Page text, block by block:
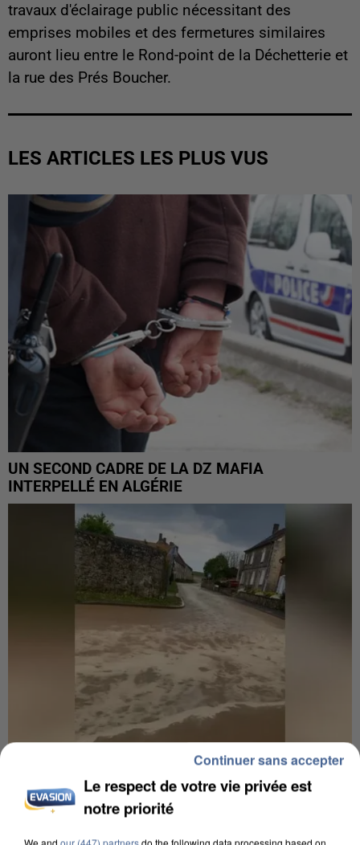
travaux d'éclairage public nécessitant des
emprises mobiles et des fermetures similaires
auront lieu entre le Rond-point de la Déchetterie et
la rue des Prés Boucher.
LES ARTICLES LES PLUS VUS
UN SECOND CADRE DE LA DZ MAFIA
INTERPELLÉ EN ALGÉRIE
UNE TOURISTE DE L’OISE EMPORTÉE PAR UNE
COULÉE DE BOUE EN HAUTE-SAVOIE
Le respect de votre vie privée est
notre priorité
We and our (447) partnersdo the following data processing based on
Continuer sans accepter